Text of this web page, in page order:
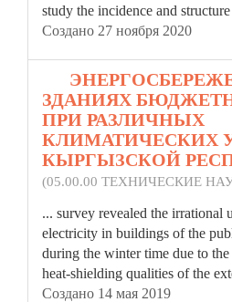
study the incidence and
Создано 27 ноября 2020
ЗДАНИЯХ
ПРИ РАЗЛИЧНЫХ
КЛИМАТИЧЕСКИХ
КЫРГЫЗСКОЙ
(05.00.00 ТЕХНИЧЕСКИЕ
... survey revealed the irrational
electricity in buildings of the
during the wintertime due to
heat-shielding qualities of the
Создано 14 мая 2019